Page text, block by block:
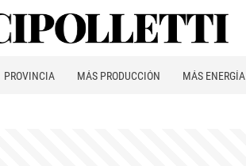
PROVINCIA MÁS PRODUCCIÓN MÁS ENERGÍA